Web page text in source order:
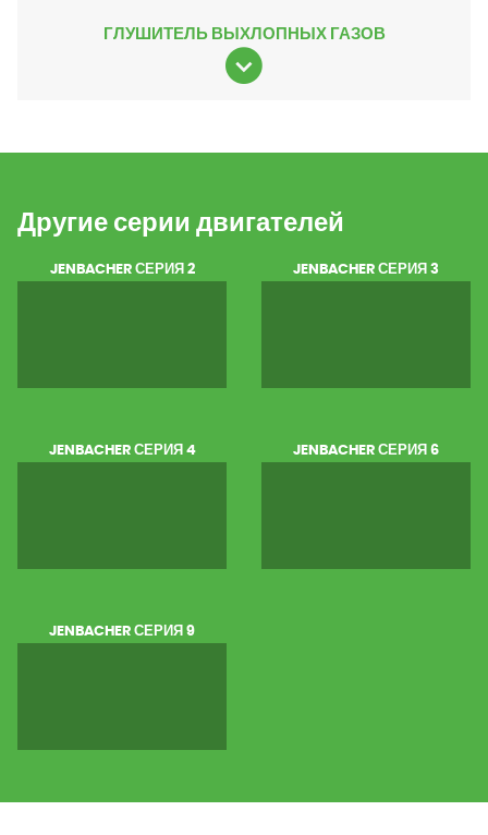
ГЛУШИТЕЛЬ ВЫХЛОПНЫХ ГАЗОВ
Другие серии двигателей
JENBACHER СЕРИЯ 2 JENBACHER СЕРИЯ 3
JENBACHER СЕРИЯ 4 JENBACHER СЕРИЯ 6
JENBACHER СЕРИЯ 9